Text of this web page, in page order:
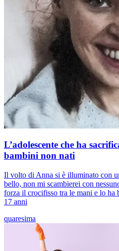
L’adolescente che ha
bambini non nati
Il volto di Anna si è illuminato con
bello, non mi scambierei con
forza il crocifisso tra le mani e lo ha
17 anni
quaresima